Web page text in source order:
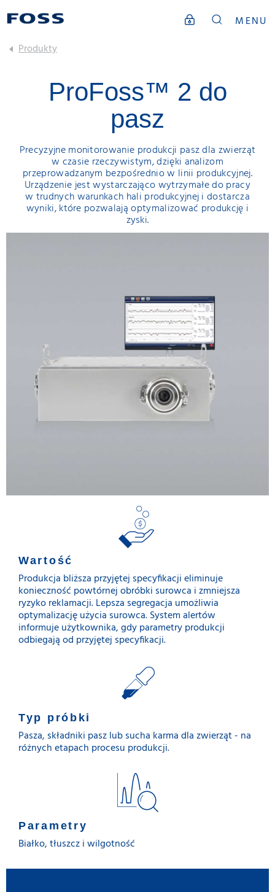
MENU
Produkty
ProFoss™ 2 do
pasz
Precyzyjne monitorowanie produkcji pasz dla zwierząt
w czasie rzeczywistym, dzięki analizom
przeprowadzanym bezpośrednio w linii produkcyjnej.
Urządzenie jest wystarczająco wytrzymałe do pracy
w trudnych warunkach hali produkcyjnej i dostarcza
wyniki, które pozwalają optymalizować produkcję i
zyski.
Wartość
Produkcja bliższa przyjętej specyfikacji eliminuje
konieczność powtórnej obróbki surowca i zmniejsza
ryzyko reklamacji. Lepsza segregacja umożliwia
optymalizację użycia surowca. System alertów
informuje użytkownika, gdy parametry produkcji
odbiegają od przyjętej specyfikacji.
Typ próbki
Pasza, składniki pasz lub sucha karma dla zwierząt - na
różnych etapach procesu produkcji.
Parametry
Białko, tłuszcz i wilgotność